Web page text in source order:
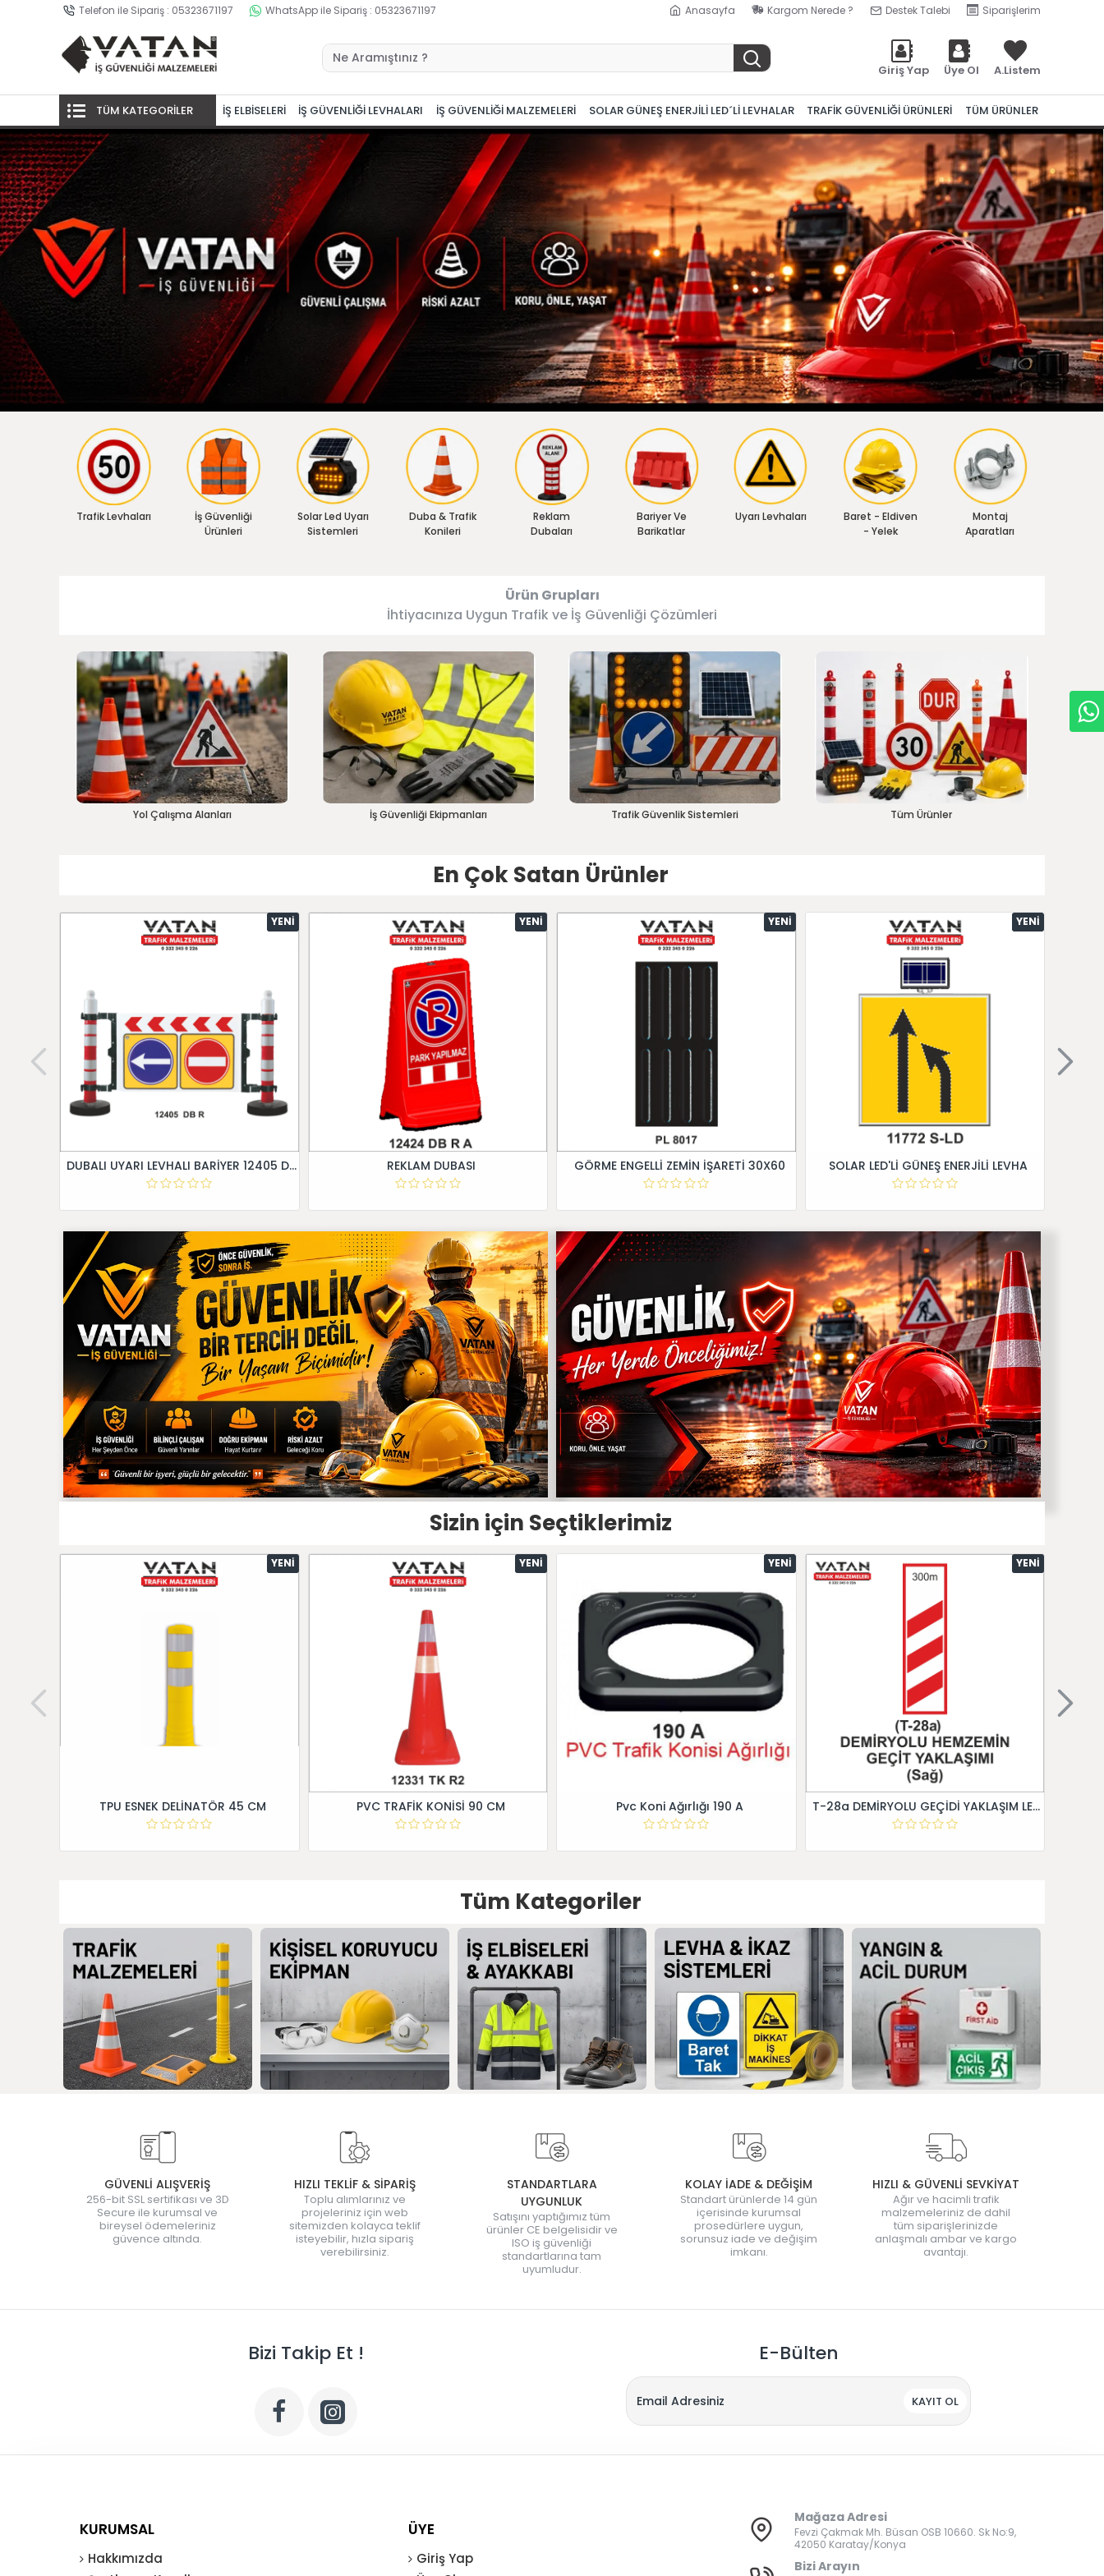
Telefon ile Sipariş : 05323671197 WhatsApp ile Sipariş : 05323671197 Anasayfa Kargom Nerede ? Destek Talebi Siparişlerim
Giriş Yap Üye Ol A.Listem
TÜM KATEGORİLER İŞ ELBİSELERİ İŞ GÜVENLİĞİ LEVHALARI İŞ GÜVENLİĞİ MALZEMELERİ SOLAR GÜNEŞ ENERJİLİ LED´Lİ LEVHALAR TRAFİK GÜVENLİĞİ ÜRÜNLERİ TÜM ÜRÜNLER
Trafik Levhaları
İş Güvenliği
Ürünleri
Solar Led Uyarı
Sistemleri
Duba & Trafik
Konileri
Reklam
Dubaları
Bariyer Ve
Barikatlar
Uyarı Levhaları
Baret - Eldiven
- Yelek
Montaj
Aparatları
Ürün Grupları
İhtiyacınıza Uygun Trafik ve İş Güvenliği Çözümleri
Yol Çalışma Alanları İş Güvenliği Ekipmanları Trafik Güvenlik Sistemleri Tüm Ürünler
En Çok Satan Ürünler
YENI
DUBALI UYARI LEVHALI BARİYER 12405 DB R
YENI
REKLAM DUBASI
YENI
GÖRME ENGELLİ ZEMİN İŞARETİ 30X60
YENI
SOLAR LED'Lİ GÜNEŞ ENERJİLİ LEVHA
Sizin için Seçtiklerimiz
YENI
TPU ESNEK DELİNATÖR 45 CM
YENI
PVC TRAFİK KONİSİ 90 CM
YENI
Pvc Koni Ağırlığı 190 A
YENI
T-28a DEMİRYOLU GEÇİDİ YAKLAŞIM LEVHALARI (Sağ)
Tüm Kategoriler
GÜVENLİ ALIŞVERİŞ
256-bit SSL sertifikası ve 3D
Secure ile kurumsal ve
bireysel ödemeleriniz
güvence altında.
HIZLI TEKLİF & SİPARİŞ
Toplu alımlarınız ve
projeleriniz için web
sitemizden kolayca teklif
isteyebilir, hızla sipariş
verebilirsiniz.
STANDARTLARA
UYGUNLUK
Satışını yaptığımız tüm
ürünler CE belgelisidir ve
ISO iş güvenliği
standartlarına tam
uyumludur.
KOLAY İADE & DEĞİŞİM
Standart ürünlerde 14 gün
içerisinde kurumsal
prosedürlere uygun,
sorunsuz iade ve değişim
imkanı.
HIZLI & GÜVENLİ SEVKİYAT
Ağır ve hacimli trafik
malzemeleriniz de dahil
tüm siparişlerinizde
anlaşmalı ambar ve kargo
avantajı.
Bizi Takip Et ! E-Bülten
KAYIT OL
KURUMSAL
Hakkımızda
ÜYE
Giriş Yap
Mağaza Adresi
Fevzi Çakmak Mh. Büsan OSB 10660. Sk No:9,
42050 Karatay/Konya
Bizi Arayın